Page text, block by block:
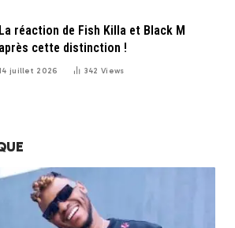
La réaction de Fish Killa et Black M
après cette distinction !
juillet 2026 342Views